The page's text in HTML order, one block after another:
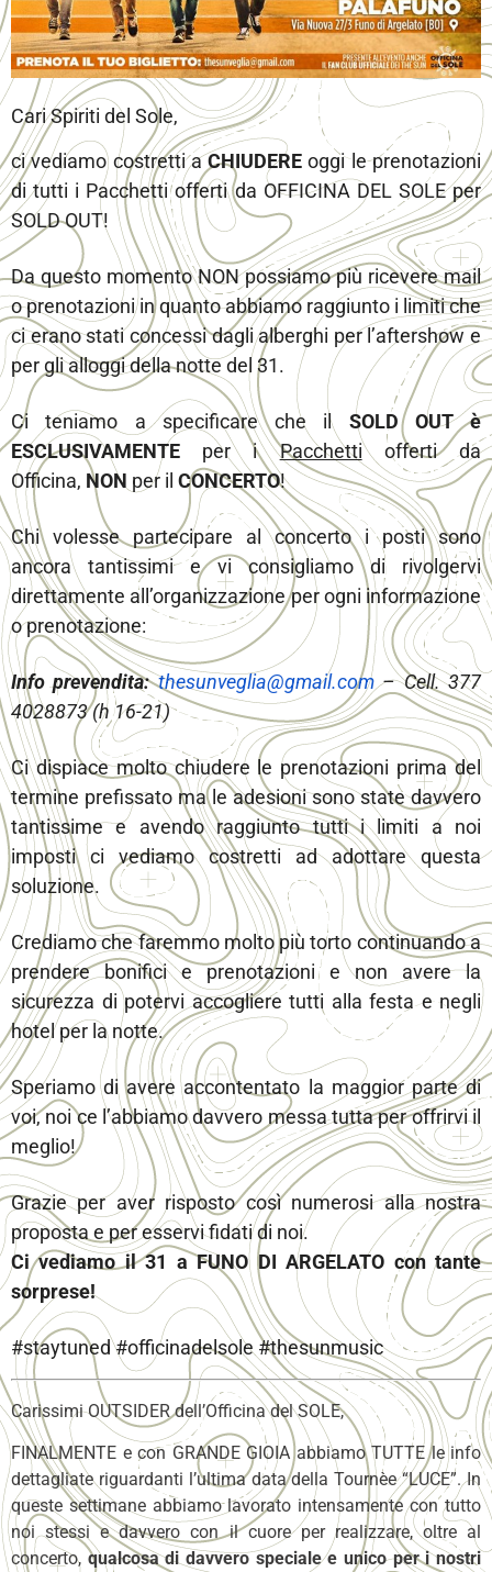
Cari Spiriti del Sole,
ci vediamo costretti aCHIUDERE oggi le prenotazioni
di tutti i Pacchetti offerti da OFFICINA DEL SOLE per
SOLD OUT!
Da questo momento NON possiamo più ricevere mail
o prenotazioni in quanto abbiamo raggiunto i limiti che
ci erano stati concessi dagli alberghi per l’aftershow e
per gli alloggi della notte del 31.
Ci teniamo a specificare che il SOLD OUT è
ESCLUSIVAMENTE per iPacchettiofferti da
Officina, NON per il CONCERTO!
Chi volesse partecipare al concerto i posti sono
ancora tantissimi e vi consigliamo di rivolgervi
direttamente all’organizzazione per ogni informazione
o prenotazione:
Info prevendita:thesunveglia@gmail.com– Cell. 377
4028873 (h 16-21)
Ci dispiace molto chiudere le prenotazioni prima del
termine prefissato ma le adesioni sono state davvero
tantissime e avendo raggiunto tutti i limiti a noi
imposti ci vediamo costretti ad adottare questa
soluzione.
Crediamo che faremmo molto più torto continuando a
prendere bonifici e prenotazioni e non avere la
sicurezza di potervi accogliere tutti alla festa e negli
hotel per la notte.
Speriamo di avere accontentato la maggior parte di
voi, noi ce l’abbiamo davvero messa tutta per offrirvi il
meglio!
Grazie per aver risposto così numerosi alla nostra
proposta e per esservi fidati di noi.
Ci vediamo il 31 a FUNO DI ARGELATO con tante
sorprese!
#staytuned #officinadelsole #thesunmusic
Carissimi OUTSIDER dell’Officina del SOLE,
FINALMENTE e con GRANDE GIOIA abbiamo TUTTE le info
dettagliate riguardanti l’ultima data della Tournèe “LUCE”. In
queste settimane abbiamo lavorato intensamente con tutto
noi stessi e davvero con il cuore per realizzare, oltre al
concerto, qualcosa di davvero speciale e unico per i nostri